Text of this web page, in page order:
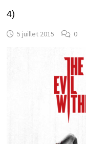
4)
5 juillet 2015 0